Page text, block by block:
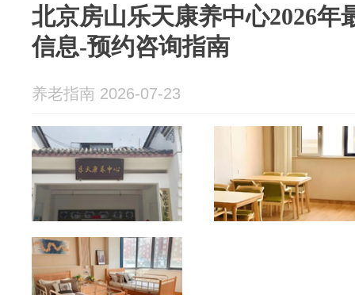
北京房山乐天康养中心2026年
信息-预约咨询指南
养老指南 2026-07-23